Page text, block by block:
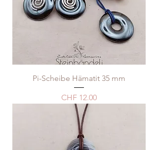
Pi-Scheibe Hämatit 35 mm
Price
CHF 12.00